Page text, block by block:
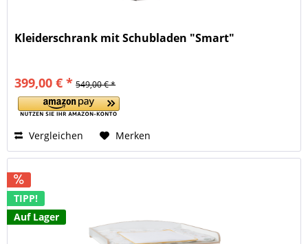
Kleiderschrank mit Schubladen "Smart"
399,00 € * 549,00 € *
Vergleichen Merken
TIPP!
Auf Lager